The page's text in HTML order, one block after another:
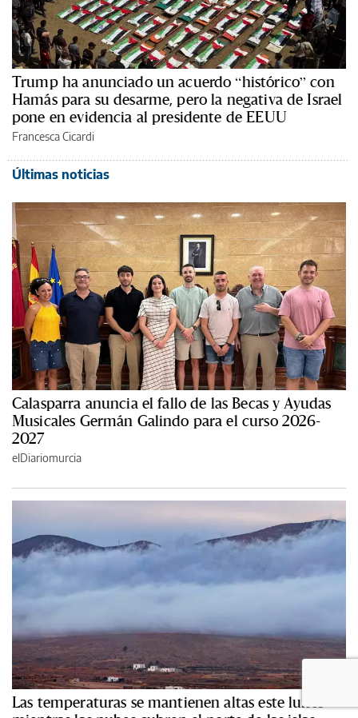
Trump ha anunciado un acuerdo “histórico” con
Hamás para su desarme, pero la negativa de Israel
pone en evidencia al presidente de EEUU
Francesca Cicardi
Últimas noticias
Calasparra anuncia el fallo de las Becas y Ayudas
Musicales Germán Galindo para el curso 2026-
2027
elDiariomurcia
Las temperaturas se mantienen altas este lunes